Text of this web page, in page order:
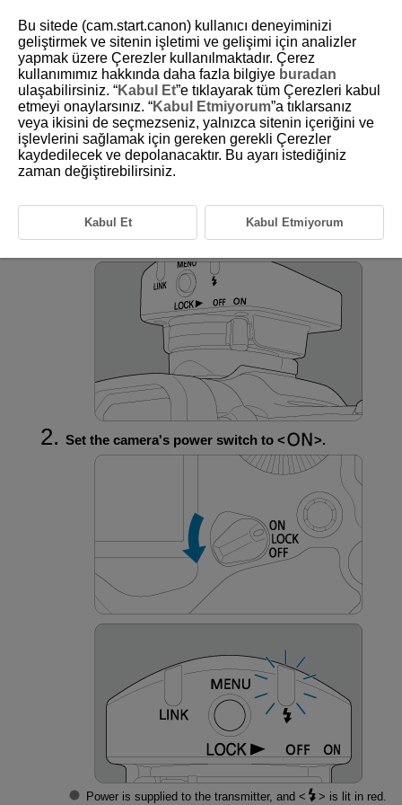
D151-010
Accessing the Camera Menu for
the Transmitter
Auto Power Off
With the transmitter attached (
), set the power to
(
).
Set the camera's power switch to .
Power is supplied to the transmitter, and is lit in red.
Bu sitede (cam.start.canon) kullanıcı deneyiminizi
geliştirmek ve sitenin işletimi ve gelişimi için analizler
yapmak üzere Çerezler kullanılmaktadır. Çerez
kullanımımız hakkında daha fazla bilgiye buradan
ulaşabilirsiniz. “Kabul Et”e tıklayarak tüm Çerezleri kabul
etmeyi onaylarsınız. “Kabul Etmiyorum”a tıklarsanız
veya ikisini de seçmezseniz, yalnızca sitenin içeriğini ve
işlevlerini sağlamak için gereken gerekli Çerezler
kaydedilecek ve depolanacaktır. Bu ayarı istediğiniz
zaman değiştirebilirsiniz.
Kabul Et Kabul Etmiyorum